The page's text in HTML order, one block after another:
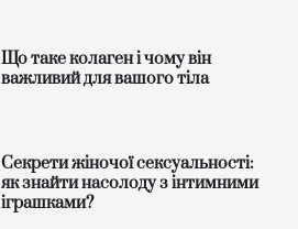
Що таке колаген і чому він
важливий для вашого тіла
Секрети жіночої сексуальності:
як знайти насолоду з інтимними
іграшками?